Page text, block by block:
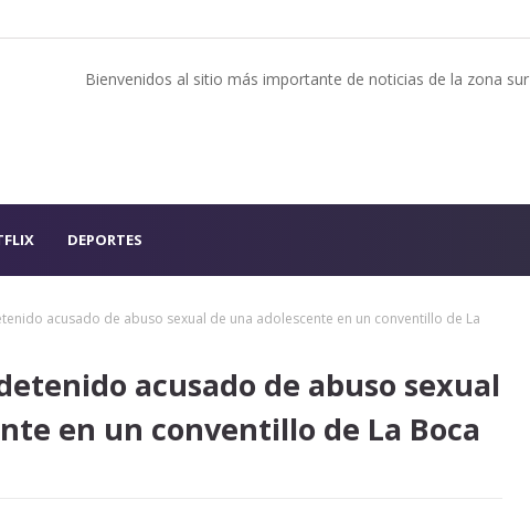
Bienvenidos al sitio más importante de noticias de la zona sur
DEPORTES
acusado de abuso sexual de una adolescente en un conventillo de La
acusado de abuso sexual
en un conventillo de La Boca